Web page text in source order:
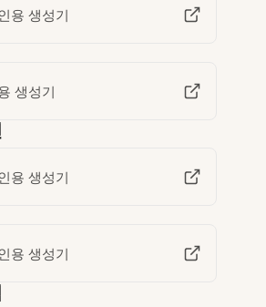
용 생성기
생성기
용 생성기
용 생성기